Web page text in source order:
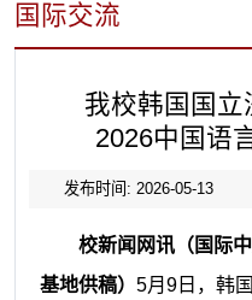
国际交流
我校韩国国
2026中国语
发布时间: 2026-05-13
校新闻网讯（国际
基地供稿） 5月9日，韩